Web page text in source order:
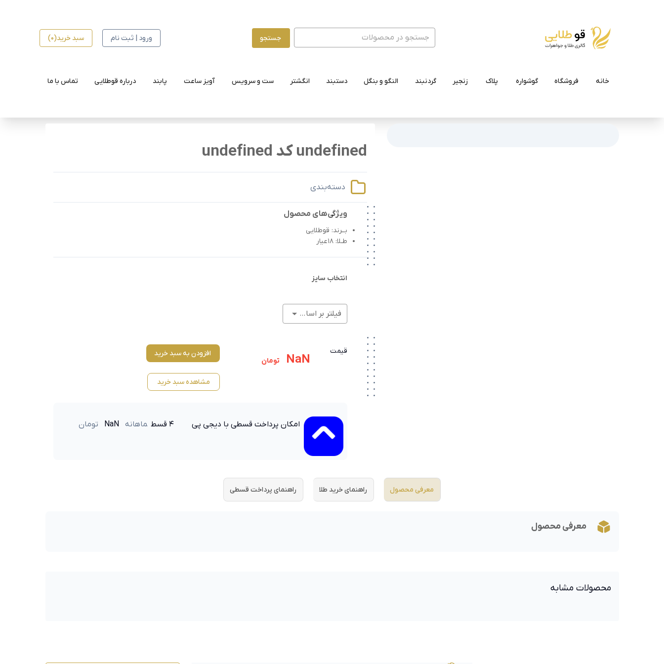
جستجو ورود | ثبت نام سبد خرید(0)
خانه فروشگاه گوشواره پلاک زنجیر گردنبند النگو و بنگل دستبند انگشتر ست و سرویس آویز ساعت پابند درباره قوطلایی تماس با ما
undefined کد undefined
دسته‌بندی
ویژگی‌های محصول
بــرند: قوطلایی
طـلا: 18عیار
انتخاب سایز
فیلتر بر اساس وزن (گرم)
قیمت
NaN تومان
افزودن به سبد خرید
مشاهده سبد خرید
امکان پرداخت قسطی با دیجی پی ۴ قسط ماهانه تومان
معرفی محصول راهنمای خرید طلا راهنمای پرداخت قسطی
معرفی محصول
محصولات مشابه